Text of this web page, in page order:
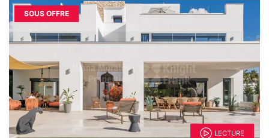
SOUS OFFRE
LECTURE